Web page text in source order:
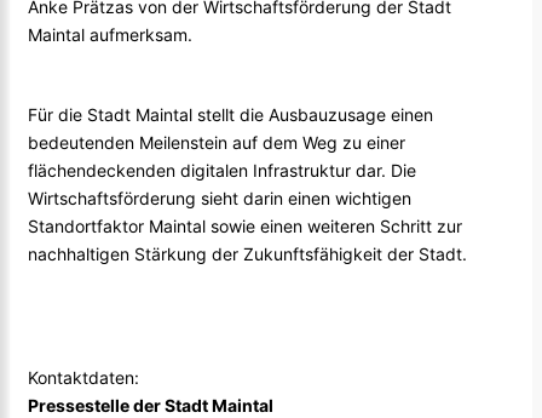
Anke Prätzas von der Wirtschaftsförderung der Stadt
Maintal aufmerksam.
Für die Stadt Maintal stellt die Ausbauzusage einen
bedeutenden Meilenstein auf dem Weg zu einer
flächendeckenden digitalen Infrastruktur dar. Die
Wirtschaftsförderung sieht darin einen wichtigen
Standortfaktor Maintal sowie einen weiteren Schritt zur
nachhaltigen Stärkung der Zukunftsfähigkeit der Stadt.
Kontaktdaten:
Pressestelle der Stadt Maintal